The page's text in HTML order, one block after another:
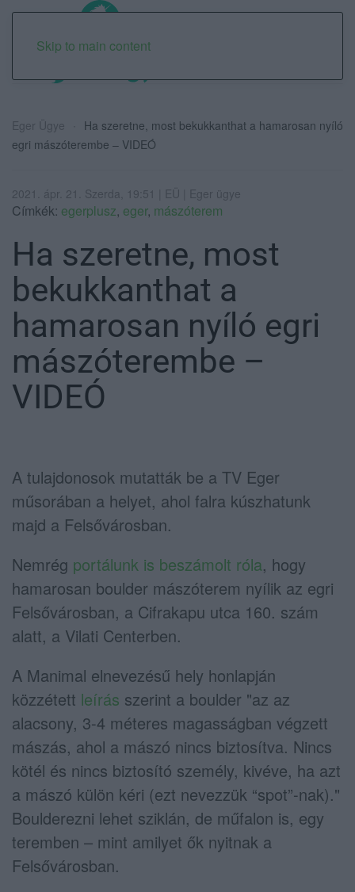
Skip to main content
Eger Ügye
Ha szeretne, most bekukkanthat a hamarosan nyíló
egri mászóterembe – VIDEÓ
2021. ápr. 21. Szerda, 19:51 | EÜ | Eger ügye
Címkék: egerplusz, eger, mászóterem
Ha szeretne, most
bekukkanthat a
hamarosan nyíló egri
mászóterembe –
VIDEÓ
A tulajdonosok mutatták be a TV Eger
műsorában a helyet, ahol falra kúszhatunk
majd a Felsővárosban.
Nemrég portálunk is beszámolt róla, hogy
hamarosan boulder mászóterem nyílik az egri
Felsővárosban, a Cifrakapu utca 160. szám
alatt, a Vilati Centerben.
A Manimal elnevezésű hely honlapján
közzétett leírás szerint a boulder "az az
alacsony, 3-4 méteres magasságban végzett
mászás, ahol a mászó nincs biztosítva. Nincs
kötél és nincs biztosító személy, kivéve, ha azt
a mászó külön kéri (ezt nevezzük “spot”-nak)."
Boulderezni lehet sziklán, de műfalon is, egy
teremben – mint amilyet ők nyitnak a
Felsővárosban.